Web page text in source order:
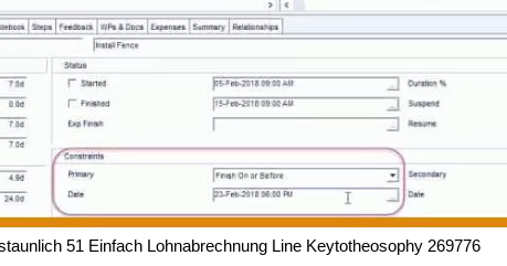
51 Einfach Lohnabrechnung Line Keytotheosophy 269776